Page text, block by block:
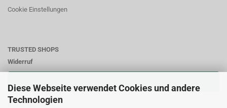
Diese Webseite verwendet Cookies und andere
Technologien
Cookie Einstellungen
TRUSTED SHOPS
Widerruf
Zahlungsweisen: